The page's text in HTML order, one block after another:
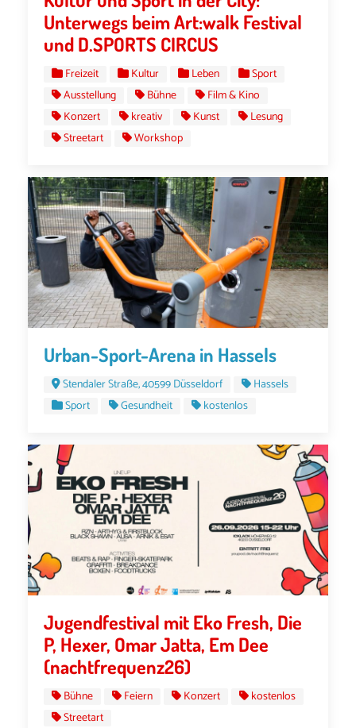
Unterwegs beim Art:walk Festival
und D.SPORTS CIRCUS
Freizeit Kultur Leben
Sport
Ausstellung
Bühne
Film & Kino
Konzert
kreativ Kunst
Lesung
Streetart
Workshop
Urban-Sport-Arena in Hassels
Stendaler Straße, 40599 Düsseldorf
Hassels
Sport
Gesundheit kostenlos
Jugendfestival mit Eko Fresh, Die
P, Hexer, Omar Jatta, Em Dee
(nachtfrequenz26)
Bühne Feiern Konzert
kostenlos
Streetart